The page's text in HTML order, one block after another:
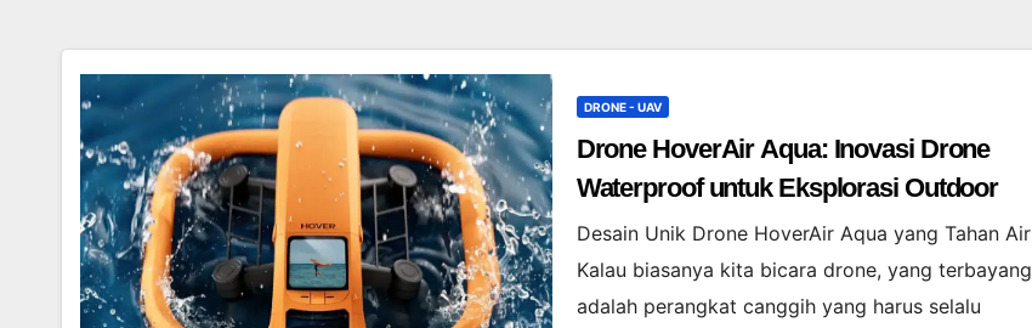
DRONE - UAV
Drone HoverAir Aqua: Inovasi Drone
Waterproof untuk Eksplorasi Outdoor
Desain Unik Drone HoverAir Aqua yang Tahan Air
Kalau biasanya kita bicara drone, yang terbayang
adalah perangkat canggih yang harus selalu